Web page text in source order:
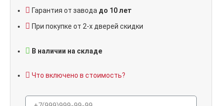
Гарантия от завода до 10 лет
При покупке от 2-х дверей скидки
В наличии на складе
Что включено в стоимость?